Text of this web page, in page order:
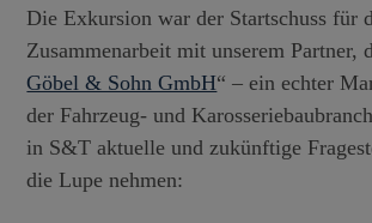
Die Exkursion war der Startschuss für
Zusammenarbeit mit unserem Partner,
Göbel & Sohn GmbH“ – ein echter
der Fahrzeug- und
in S&T aktuelle und zukünftige
die Lupe nehmen: